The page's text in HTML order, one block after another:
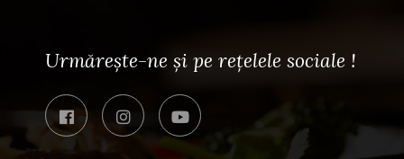
Urmărește-ne și pe rețelele sociale !